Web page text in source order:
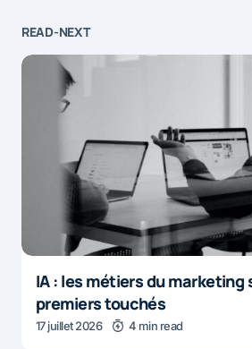
READ-NEXT
IA : les métiers du marketing
premiers touchés
17 juillet 2026 4 min read